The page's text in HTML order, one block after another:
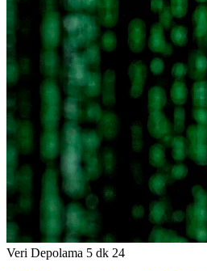
Veri Depolama 5 dk 24